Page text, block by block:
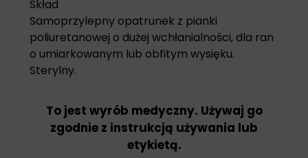
Skład
Samoprzylepny opatrunek z pianki
poliuretanowej o dużej wchłanialności, dla ran
o umiarkowanym lub obfitym wysięku.
Sterylny.
To jest wyrób medyczny. Używaj go
zgodnie z instrukcją używania lub
etykietą.